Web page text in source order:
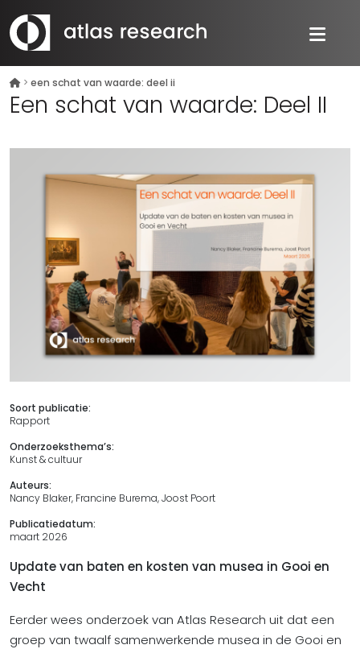
> een schat van waarde: deel ii
Een schat van waarde: Deel II
Soort publicatie:
Rapport
Onderzoeksthema’s:
Kunst & cultuur
Auteurs:
Nancy Blaker, Francine Burema, Joost Poort
Publicatiedatum:
maart 2026
Update van baten en kosten van musea in Gooi en
Vecht
Eerder wees onderzoek van Atlas Research uit dat een
groep van twaalf samenwerkende musea in de Gooi en